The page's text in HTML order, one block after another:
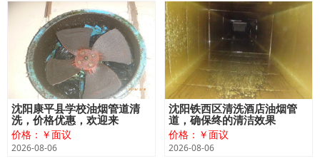
沈阳康平县学校油烟管道清
洗，价格优惠，欢迎来
价格：￥面议
2026-08-06
沈阳铁西区清洗酒店油烟管
道，确保终的清洁效果
价格：￥面议
2026-08-06